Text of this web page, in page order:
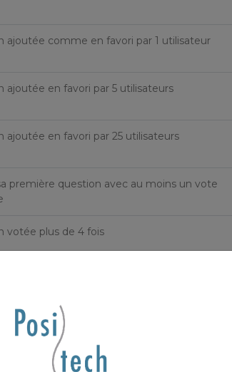
ajoutée comme en favori par 1 utilisateur
ajoutée en favori par 5 utilisateurs
ajoutée en favori par 25 utilisateurs
première question avec au moins un vote
votée plus de 4 fois
votée plus de 15 fois